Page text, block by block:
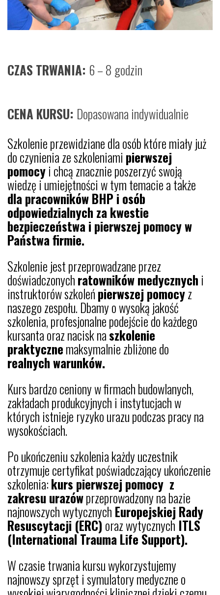
CZAS TRWANIA: 6 – 8 godzin
CENA KURSU: Dopasowana indywidualnie
Szkolenie przewidziane dla osób które miały już
do czynienia ze szkoleniami pierwszej
pomocyi chcą znacznie poszerzyć swoją
wiedzę i umiejętności w tym temacie a także
dla pracowników BHP i osób
odpowiedzialnych za kwestie
bezpieczeństwa i pierwszej pomocy w
Państwa firmie.
Szkolenie jest przeprowadzane przez
doświadczonychratowników medycznych i
instruktorów szkoleńpierwszej pomocyz
naszego zespołu. Dbamy o wysoką jakość
szkolenia, profesjonalne podejście do każdego
kursanta oraz nacisk naszkolenie
praktycznemaksymalnie zbliżone do
realnych warunków.
Kurs bardzo ceniony w firmach budowlanych,
zakładach produkcyjnych i instytucjach w
których istnieje ryzyko urazu podczas pracy na
wysokościach.
Po ukończeniu szkolenia każdy uczestnik
otrzymuje certyfikat poświadczający ukończenie
szkolenia:kurs pierwszej pomocy z
zakresu urazówprzeprowadzony na bazie
najnowszych wytycznych Europejskiej Rady
Resuscytacji (ERC) oraz wytycznych ITLS
(International Trauma Life Support).
W czasie trwania kursu wykorzystujemy
najnowszy sprzęt i symulatory medyczne o